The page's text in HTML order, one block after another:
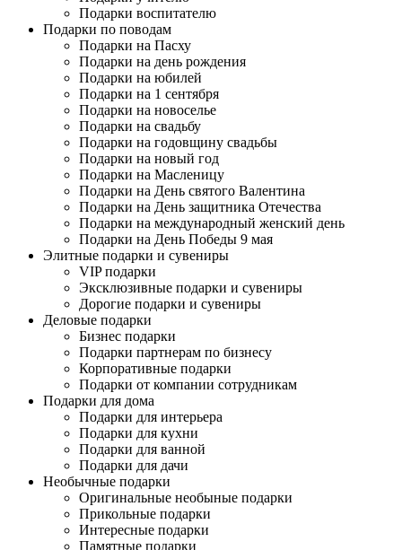
Подарки воспитателю
Подарки по поводам
Подарки на Пасху
Подарки на день рождения
Подарки на юбилей
Подарки на 1 сентября
Подарки на новоселье
Подарки на свадьбу
Подарки на годовщину свадьбы
Подарки на новый год
Подарки на Масленицу
Подарки на День святого Валентина
Подарки на День защитника Отечества
Подарки на международный женский день
Подарки на День Победы 9 мая
Элитные подарки и сувениры
VIP подарки
Эксклюзивные подарки и сувениры
Дорогие подарки и сувениры
Деловые подарки
Бизнес подарки
Подарки партнерам по бизнесу
Корпоративные подарки
Подарки от компании сотрудникам
Подарки для дома
Подарки для интерьера
Подарки для кухни
Подарки для ванной
Подарки для дачи
Необычные подарки
Оригинальные необыные подарки
Прикольные подарки
Интересные подарки
Памятные подарки